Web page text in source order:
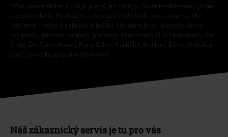
*Platí pouze online a kód je platný jen 4 týdny. Nelze kombinovat s jinými
slevovými kódy. Po vložení a potvrzení kódu bude sleva automaticky
odečtena z vašeho nákupního košíku. Nevztahuje se na média, knihy,
vstupenky, dárkové poukazy, produkty: Rammstein, (Till) Lindemann, Die
Ärzte, Die Toten Hosen, Feine Sahne Fischfilet, Broilers, Böhse Onkelz a
zboží, jehož koupí podpoříte nadaci.
Náš zákaznický servis je tu pro vás